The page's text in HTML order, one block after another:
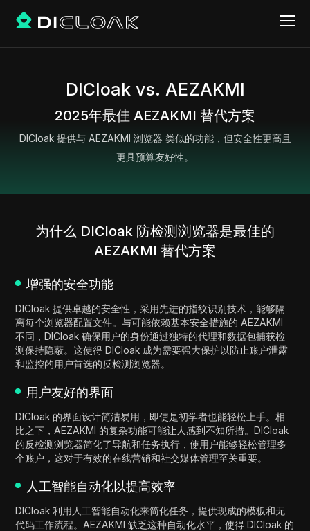
DICloak vs. AEZAKMI
2025年最佳 AEZAKMI 替代方案
DICloak 提供与 AEZAKMI 浏览器 类似的功能，但安全性更高且
更具预算友好性。
为什么 DICloak 防检测浏览器是最佳的
AEZAKMI 替代方案
增强的安全功能
DICloak 提供卓越的安全性，采用先进的指纹识别技术，能够隔
离每个浏览器配置文件。与可能依赖基本安全措施的 AEZAKMI
不同，DICloak 确保用户的身份通过独特的代理和数据包捕获检
测保持隐蔽。这使得 DICloak 成为需要强大保护以防止账户泄露
和监控的用户首选的反检测浏览器。
用户友好的界面
DICloak 的界面设计简洁易用，即使是初学者也能轻松上手。相
比之下，AEZAKMI 的复杂功能可能让人感到不知所措。DICloak
的反检测浏览器简化了导航和任务执行，使用户能够轻松管理多
个账户，这对于有效的在线营销和社交媒体管理至关重要。
人工智能自动化以提高效率
DICloak 利用人工智能自动化来简化任务，提供现成的模板和无
代码工作流程。AEZAKMI 缺乏这种自动化水平，使得 DICloak 的